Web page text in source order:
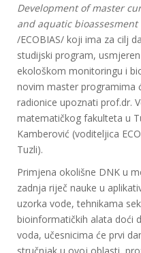
Development of master
and aquatic bioassesment
/ECOBIAS/ koji ima za cilj
studijski program,
ekološkom monitoringu i
novim master programima
radionice upoznati prof.dr.
matematičkog fakulteta u
Kamberović (voditeljica
Tuzli).
Primjena okolišne DNK u
zadnja riječ nauke u
uzorka vode, tehnikama
bioinformatičkih alata doći
voda, učesnicima će prvi
stručnjak u ovoj oblasti,